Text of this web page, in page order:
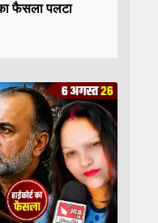
का फैसला पलटा